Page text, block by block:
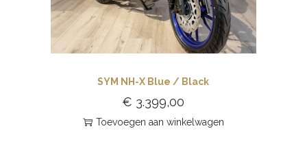
SYM NH-X Blue / Black
€ 3.399,00
Toevoegen aan winkelwagen